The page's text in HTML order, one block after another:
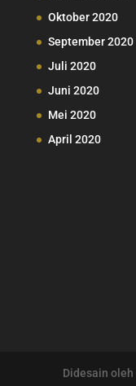
Oktober 2020
September 2020
Juli 2020
Juni 2020
Mei 2020
April 2020
Didesain oleh